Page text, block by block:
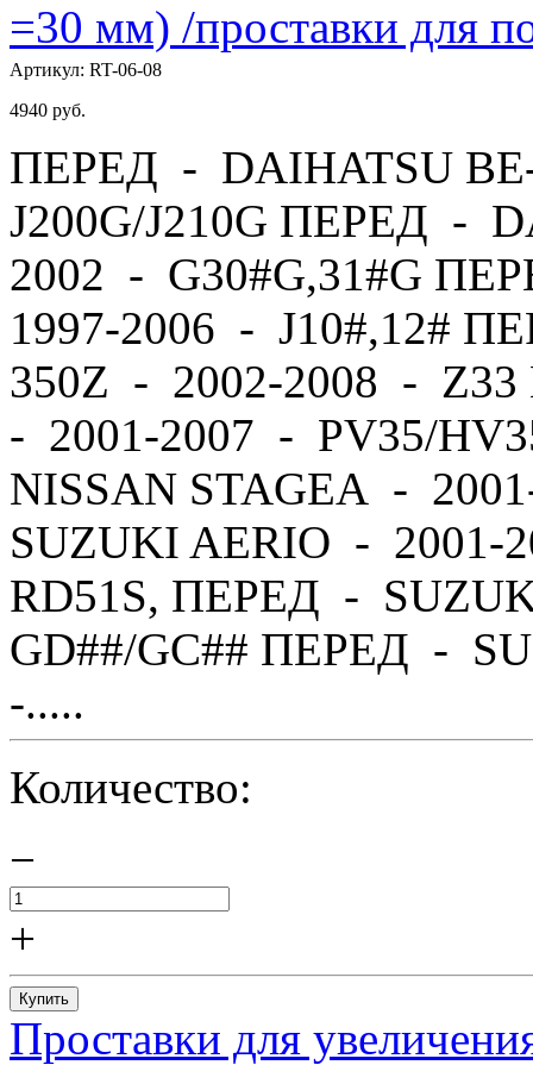
=30 мм) /проставки для
Артикул: RT-06-08
4940 руб.
ПЕРЕД - DAIHATSU
J200G/J210G ПЕРЕД -
2002 - G30#G,31#G
1997-2006 - J10#,12#
350Z - 2002-2008 -
- 2001-2007 - PV35/
NISSAN STAGEA -
SUZUKI AERIO - 2001-
RD51S, ПЕРЕД -
GD##/GC## ПЕРЕД -
-.....
Количество:
−
+
Купить
Проставки для